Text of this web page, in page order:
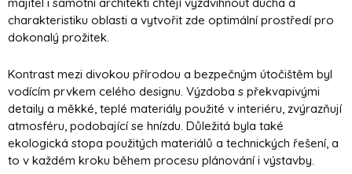
charakteristiku oblasti a vytvořit zde optimální prostředí pro
dokonalý prožitek.
Kontrast mezi divokou přírodou a bezpečným útočištěm byl
vodícím prvkem celého designu. Výzdoba s překvapivými
detaily a měkké, teplé materiály použité v interiéru, zvýrazňují
atmosféru, podobající se hnízdu. Důležitá byla také
ekologická stopa použitých materiálů a technických řešení, a
to v každém kroku během procesu plánování i výstavby.